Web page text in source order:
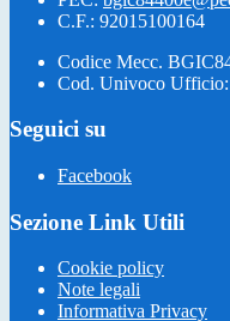
C.F.: 92015100164
Codice Mecc.
Cod. Univoco
Seguici su
Facebook
Sezione Link Utili
Cookie policy
Note legali
Informativa Privacy